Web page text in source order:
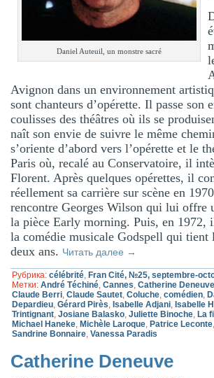
Daniel Auteuil, un monstre sacré
Avignon dans un environnement
sont chanteurs d’opérette. Il passe son
coulisses des théâtres où ils se
naît son envie de suivre le même
s’oriente d’abord vers l’opérette et le
Paris où, recalé au Conservatoire, il
Florent. Après quelques opérettes, il
réellement sa carrière sur scène en
rencontre Georges Wilson qui lui offre
la pièce Early morning. Puis, en 1972,
la comédie musicale Godspell qui tient
deux ans. Читать далее →
Рубрика: célébrité, Fran Cité, №25, septembre-
Метки: André Téchiné,Cannes,Catherine Deneuve
Claude Berri,Claude Sautet,Coluche,comédien,
Depardieu,Gérard Pirès, Isabelle Adjani, Isabelle
Trintignant,Josiane Balasko,Juliette Binoche, La
Michael Haneke, Michèle Laroque, Patrice Leconte
Sandrine Bonnaire,Vanessa Paradis
Catherine Deneuve